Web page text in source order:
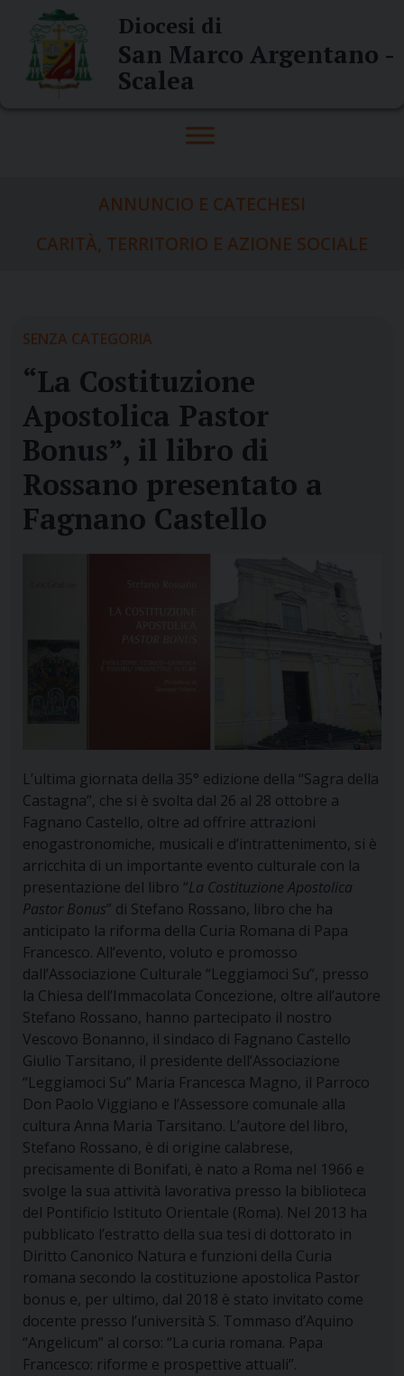
content
Diocesi di
San Marco Argentano -
Scalea
ANNUNCIO E CATECHESI
CARITÀ, TERRITORIO E AZIONE SOCIALE
SENZA CATEGORIA
“La Costituzione
Apostolica Pastor
Bonus”, il libro di
Rossano presentato a
Fagnano Castello
L’ultima giornata della 35° edizione della “Sagra della
Castagna”, che si è svolta dal 26 al 28 ottobre a
Fagnano Castello, oltre ad offrire attrazioni
enogastronomiche, musicali e d’intrattenimento, si è
arricchita di un importante evento culturale con la
presentazione del libro “La Costituzione Apostolica
Pastor Bonus” di Stefano Rossano, libro che ha
anticipato la riforma della Curia Romana di Papa
Francesco. All’evento, voluto e promosso
dall’Associazione Culturale “Leggiamoci Su”, presso
la Chiesa dell’Immacolata Concezione, oltre all’autore
Stefano Rossano, hanno partecipato il nostro
Vescovo Bonanno, il sindaco di Fagnano Castello
Giulio Tarsitano, il presidente dell’Associazione
“Leggiamoci Su” Maria Francesca Magno, il Parroco
Don Paolo Viggiano e l’Assessore comunale alla
cultura Anna Maria Tarsitano. L’autore del libro,
Stefano Rossano, è di origine calabrese,
precisamente di Bonifati, è nato a Roma nel 1966 e
svolge la sua attività lavorativa presso la biblioteca
del Pontificio Istituto Orientale (Roma). Nel 2013 ha
pubblicato l’estratto della sua tesi di dottorato in
Diritto Canonico Natura e funzioni della Curia
romana secondo la costituzione apostolica Pastor
bonus e, per ultimo, dal 2018 è stato invitato come
docente presso l’università S. Tommaso d’Aquino
“Angelicum” al corso: “La curia romana. Papa
Francesco: riforme e prospettive attuali”.